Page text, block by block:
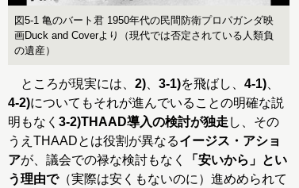
図5-1 亀のバート君 1950年代の民間防衛プロパガンダ映
画Duck and Coverより（現代では否定されている人類負
の遺産）
ところが現実には、 2)、 3-1)を飛ばし、 4-1)、
4-2)についてもそれが進んでいることの明確な説
明もなく 3-2)THAAD導入の検討が独走し、その
うえTHAADとは役割が異なるイージス・アショ
アが、議会での禄な検討もなく
「安いから」とい
う理由で（実際は安くもないのに）進めめられて